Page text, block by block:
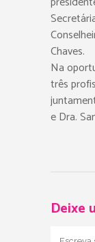
Chaves.
Na
três
e Dra.
Deixe